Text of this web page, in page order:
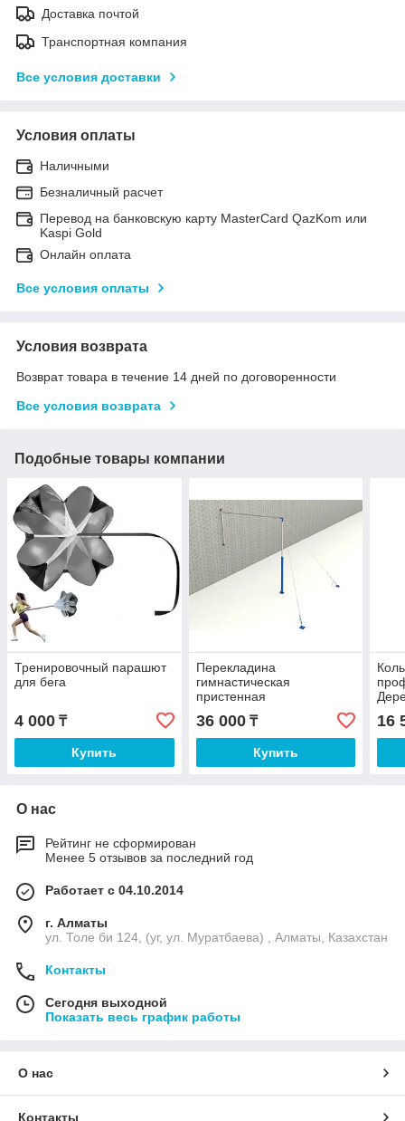
Доставка почтой
Транспортная компания
Все условия доставки
Условия оплаты
Наличными
Безналичный расчет
Перевод на банковскую карту MasterCard QazKom или
Kaspi Gold
Онлайн оплата
Все условия оплаты
Условия возврата
Возврат товара в течение 14 дней по договоренности
Все условия возврата
Подобные товары компании
Тренировочный парашют
для бега
4 000 ₸
Купить
Перекладина
гимнастическая
пристенная
36 000₸
Купить
16
О нас
Рейтинг не сформирован
Менее 5 отзывов за последний год
Работает с 04.10.2014
г. Алматы
ул. Толе би 124, (уг, ул. Муратбаева) , Алматы, Казахстан
Контакты
Сегодня выходной
Показать весь график работы
О нас
Контакты